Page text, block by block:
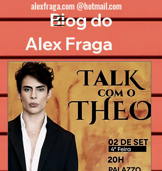
Blog do
Alex Fraga
alexfraga.com @hotmail.com